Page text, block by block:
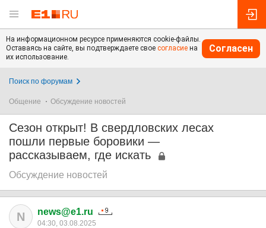
На информационном ресурсе применяются cookie-файлы.
Оставаясь на сайте, вы подтверждаете свое согласие на
их использование.
Согласен
Поиск по форумам
Общение Обсуждение новостей
Сезон открыт! В свердловских лесах
пошли первые боровики —
рассказываем, где искать
Обсуждение новостей
N news@e1.ru
04:30, 03.08.2025